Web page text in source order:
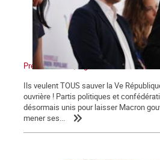
Présidentielles, législatives : Non au
Ils veulent TOUS sauver la Ve
ouvrière ! Partis politiques et
désormais unis pour laisser Macron
mener ses...